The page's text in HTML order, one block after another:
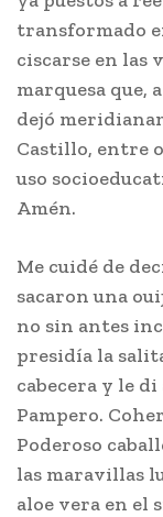
transformado
ciscarse en las
marquesa que,
dejó
Castillo, entre
uso
Amén.
Me cuidé de
sacaron una
no sin antes
presidía la
cabecera y le
Pampero.
Poderoso
las maravillas
aloe vera en el